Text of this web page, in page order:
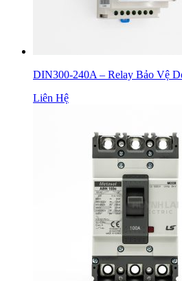
DIN300-240A – Relay Bảo Vệ
Liên Hệ